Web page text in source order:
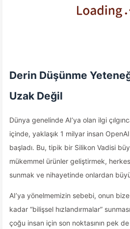
Derin Düşünme
Uzak Değil
Dünya genelinde AI’ya olan ilgi
içinde, yaklaşık 1 milyar insan
başladı. Bu, tipik bir Silikon Vadisi
mükemmel ürünler geliştirmek,
sunmak ve nihayetinde onlardan
AI’ya yönelmemizin sebebi, onun
kadar “bilişsel hızlandırmalar”
çoğu insan için son noktasının pek